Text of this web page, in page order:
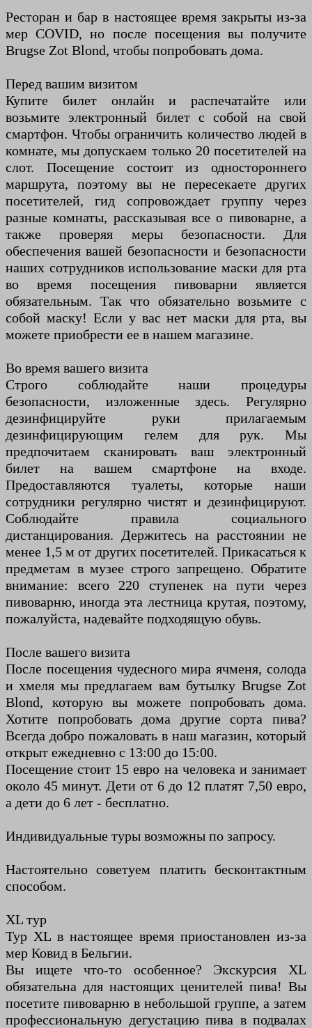
Ресторан и бар в настоящее время закрыты из-за
мер COVID, но после посещения вы получите
Brugse Zot Blond, чтобы попробовать дома.
Перед вашим визитом
Купите билет онлайн и распечатайте или
возьмите электронный билет с собой на свой
смартфон. Чтобы ограничить количество людей в
комнате, мы допускаем только 20 посетителей на
слот. Посещение состоит из одностороннего
маршрута, поэтому вы не пересекаете других
посетителей, гид сопровождает группу через
разные комнаты, рассказывая все о пивоварне, а
также проверяя меры безопасности. Для
обеспечения вашей безопасности и безопасности
наших сотрудников использование маски для рта
во время посещения пивоварни является
обязательным. Так что обязательно возьмите с
собой маску! Если у вас нет маски для рта, вы
можете приобрести ее в нашем магазине.
Во время вашего визита
Строго соблюдайте наши процедуры
безопасности, изложенные здесь. Регулярно
дезинфицируйте руки прилагаемым
дезинфицирующим гелем для рук. Мы
предпочитаем сканировать ваш электронный
билет на вашем смартфоне на входе.
Предоставляются туалеты, которые наши
сотрудники регулярно чистят и дезинфицируют.
Соблюдайте правила социального
дистанцирования. Держитесь на расстоянии не
менее 1,5 м от других посетителей. Прикасаться к
предметам в музее строго запрещено. Обратите
внимание: всего 220 ступенек на пути через
пивоварню, иногда эта лестница крутая, поэтому,
пожалуйста, надевайте подходящую обувь.
После вашего визита
После посещения чудесного мира ячменя, солода
и хмеля мы предлагаем вам бутылку Brugse Zot
Blond, которую вы можете попробовать дома.
Хотите попробовать дома другие сорта пива?
Всегда добро пожаловать в наш магазин, который
открыт ежедневно с 13:00 до 15:00.
Посещение стоит 15 евро на человека и занимает
около 45 минут. Дети от 6 до 12 платят 7,50 евро,
а дети до 6 лет - бесплатно.
Индивидуальные туры возможны по запросу.
Настоятельно советуем платить бесконтактным
способом.
XL тур
Тур XL в настоящее время приостановлен из-за
мер Ковид в Бельгии.
Вы ищете что-то особенное? Экскурсия XL
обязательна для настоящих ценителей пива! Вы
посетите пивоварню в небольшой группе, а затем
профессиональную дегустацию пива в подвалах